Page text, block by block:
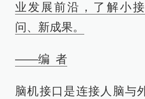
业发展前沿，了解小
问、新成果。
——编 者
脑机接口是连接人脑与